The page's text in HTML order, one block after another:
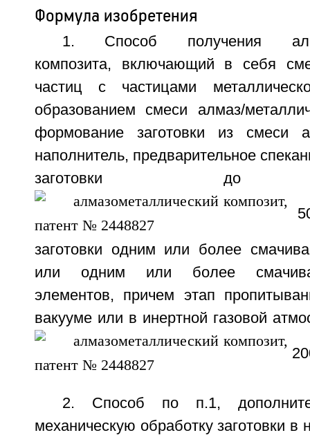
Формула изобретения
1. Способ получения
композита, включающий в себя
частиц с частицами
образованием смеси алмаз/
формование заготовки из смеси
наполнитель, предварительное
заготовки до
заготовки одним или более
или одним или более
элементов, причем этап
вакууме или в инертной газовой
2. Способ по п.1,
механическую обработку заготовки в